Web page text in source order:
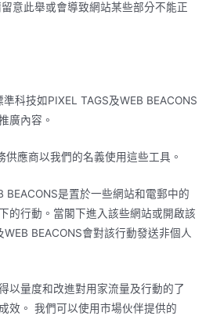
意此舉或會導致網站某些部分不能正
科技如PIXEL TAGS及WEB BEACONS
廣內容。
應商以我們的名義使用這些工具。
BEACONS是置於一些網站和電郵中的
的行動。當閣下進入該些網站或開啟該
BEACONS會對該行動發送非個人
以量度和改進對用家流量及行動的了
效。 我們可以使用市場伙伴提供的